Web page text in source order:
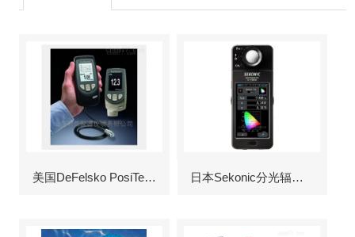
美国DeFelsko PosiTector6000涂层测厚仪 日本Sekonic分光辐射照度计